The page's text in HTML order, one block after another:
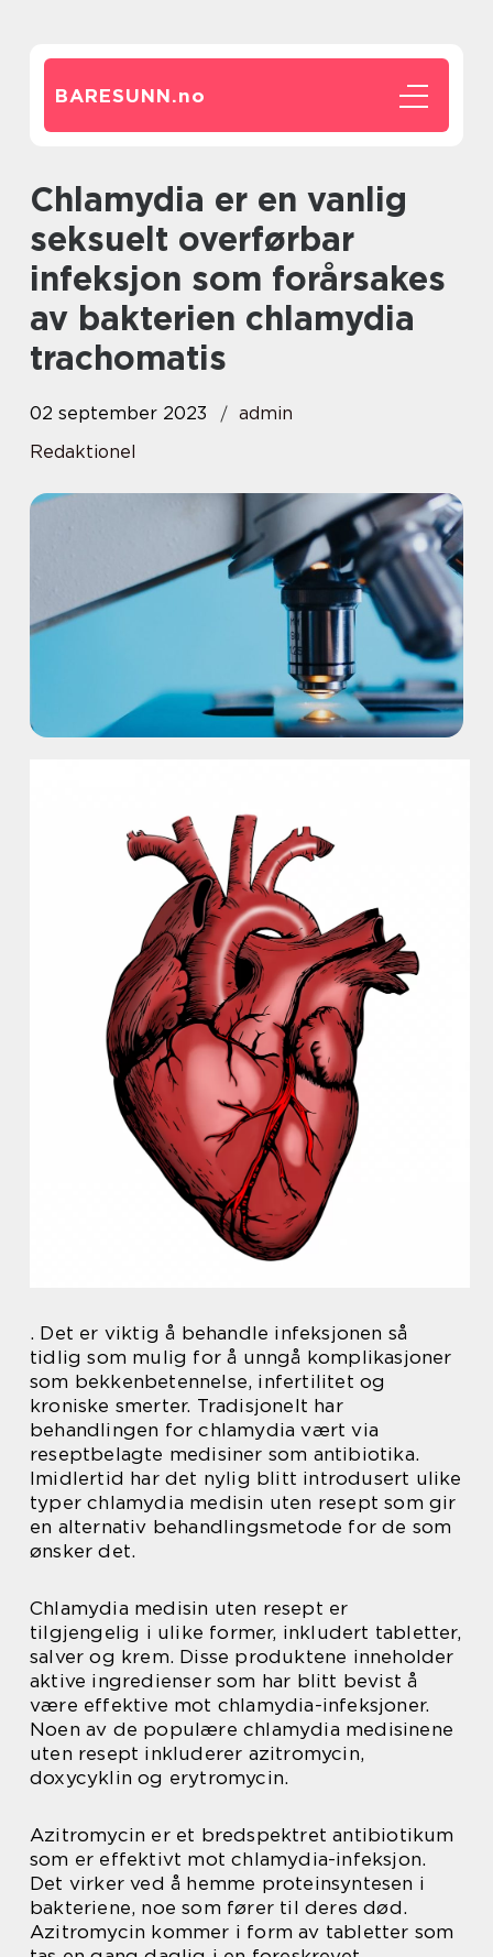
BARESUNN.no
Chlamydia er en vanlig
seksuelt overførbar
infeksjon som forårsakes
av bakterien chlamydia
trachomatis
02 september 2023
admin
Redaktionel
. Det er viktig å behandle infeksjonen så
tidlig som mulig for å unngå komplikasjoner
som bekkenbetennelse, infertilitet og
kroniske smerter. Tradisjonelt har
behandlingen for chlamydia vært via
reseptbelagte medisiner som antibiotika.
Imidlertid har det nylig blitt introdusert ulike
typer chlamydia medisin uten resept som gir
en alternativ behandlingsmetode for de som
ønsker det.
Chlamydia medisin uten resept er
tilgjengelig i ulike former, inkludert tabletter,
salver og krem. Disse produktene inneholder
aktive ingredienser som har blitt bevist å
være effektive mot chlamydia-infeksjoner.
Noen av de populære chlamydia medisinene
uten resept inkluderer azitromycin,
doxycyklin og erytromycin.
Azitromycin er et bredspektret antibiotikum
som er effektivt mot chlamydia-infeksjon.
Det virker ved å hemme proteinsyntesen i
bakteriene, noe som fører til deres død.
Azitromycin kommer i form av tabletter som